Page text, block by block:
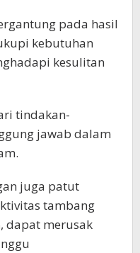
pada hasil
kebutuhan
kesulitan
tindakan-
jawab dalam
juga patut
tambang
dapat merusak